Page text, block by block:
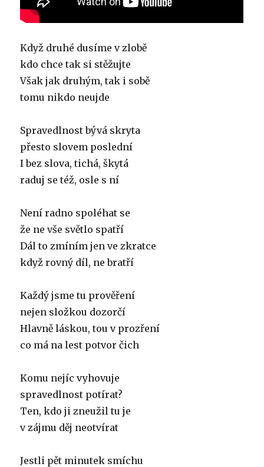
Když druhé dusíme v zlobě
kdo chce tak si stěžujte
Však jak druhým, tak i sobě
tomu nikdo neujde
Spravedlnost bývá skryta
přesto slovem poslední
I bez slova, tichá, škytá
raduj se též, osle s ní
Není radno spoléhat se
že ne vše světlo spatří
Dál to zmíním jen ve zkratce
když rovný díl, ne bratří
Každý jsme tu prověření
nejen složkou dozorčí
Hlavně láskou, tou v prozření
co má na lest potvor čich
Komu nejíc vyhovuje
spravedlnost potírat?
Ten, kdo ji zneužil tu je
v zájmu děj neotvírat
Jestli pět minutek smíchu